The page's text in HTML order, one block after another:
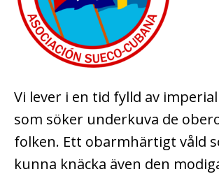
Vi lever i en tid fylld av
som söker underkuva de
folken. Ett obarmhärtigt våld
kunna knäcka även den